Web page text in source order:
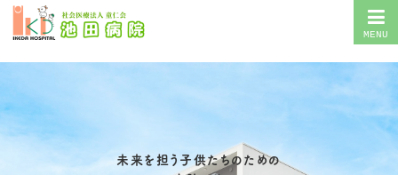
MENU
未来を担う子供たちのための